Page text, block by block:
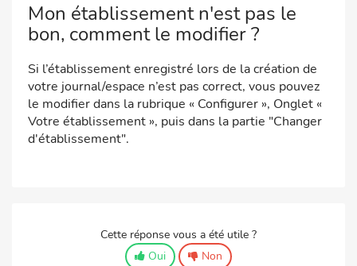
Mon établissement n'est pas le
bon, comment le modifier ?
Si l’établissement enregistré lors de la création de
votre journal/espace n’est pas correct, vous pouvez
le modifier dans la rubrique « Configurer », Onglet «
Votre établissement », puis dans la partie "Changer
d'établissement".
Cette réponse vous a été utile ?
Oui
Non